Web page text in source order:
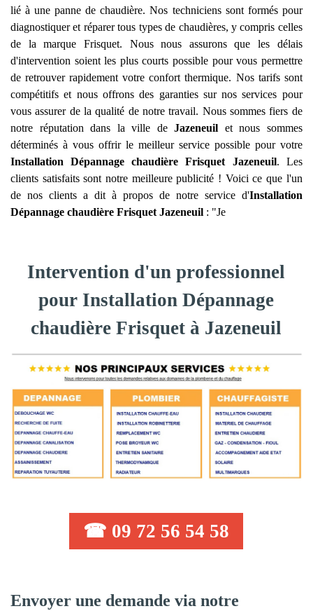
lié à une panne de chaudière. Nos techniciens sont formés pour
diagnostiquer et réparer tous types de chaudières, y compris celles
de la marque Frisquet. Nous nous assurons que les délais
d'intervention soient les plus courts possible pour vous permettre
de retrouver rapidement votre confort thermique. Nos tarifs sont
compétitifs et nous offrons des garanties sur nos services pour
vous assurer de la qualité de notre travail. Nous sommes fiers de
notre réputation dans la ville deJazeneuil et nous sommes
déterminés à vous offrir le meilleur service possible pour votre
Installation Dépannage chaudière Frisquet
Jazeneuil. Les
clients satisfaits sont notre meilleure publicité ! Voici ce que l'un
de nos clients a dit à propos de notre service d'Installation
Dépannage chaudière Frisquet Jazeneuil : "Je
Intervention d'un professionnel
pour Installation Dépannage
chaudière Frisquet à Jazeneuil
☎ 09 72 56 54 58
Envoyer une demande via notre